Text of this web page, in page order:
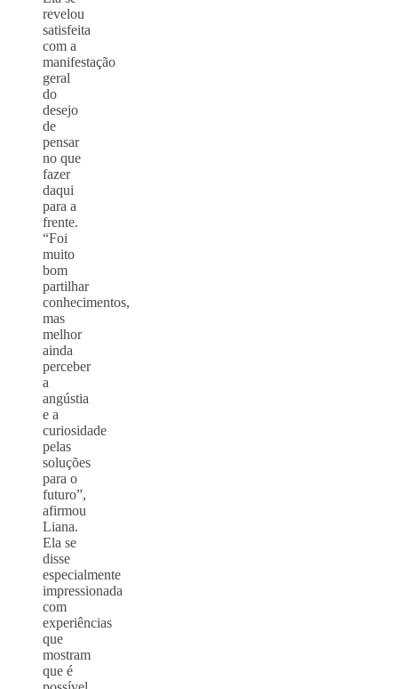
revelou
satisfeita
com a
manifestação
geral
do
desejo
de
pensar
no que
fazer
daqui
para a
frente.
“Foi
muito
bom
partilhar
conhecimentos,
mas
melhor
ainda
perceber
a
angústia
e a
curiosidade
pelas
soluções
para o
futuro”,
afirmou
Liana.
Ela se
disse
especialmente
impressionada
com
experiências
que
mostram
que é